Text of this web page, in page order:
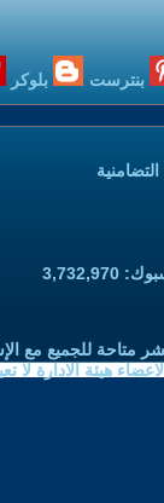
بنترست بلوكر
متاحة للجميع مع
هيئة الادارة لا